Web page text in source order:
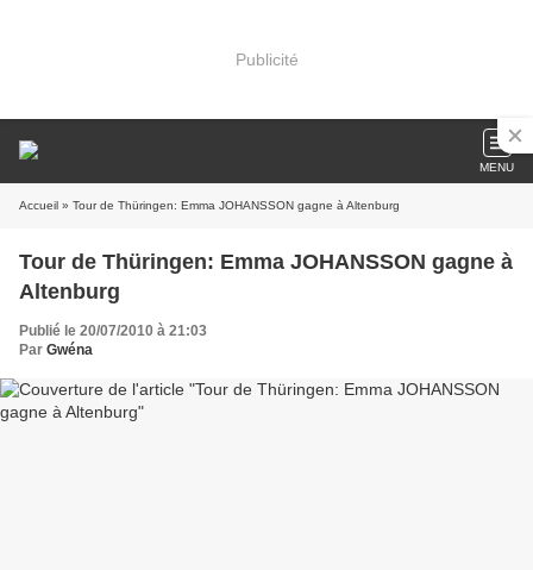
Publicité
MENU
Accueil » Tour de Thüringen: Emma JOHANSSON gagne à Altenburg
Tour de Thüringen: Emma JOHANSSON gagne à
Altenburg
Publié le 20/07/2010 à 21:03
Par Gwéna